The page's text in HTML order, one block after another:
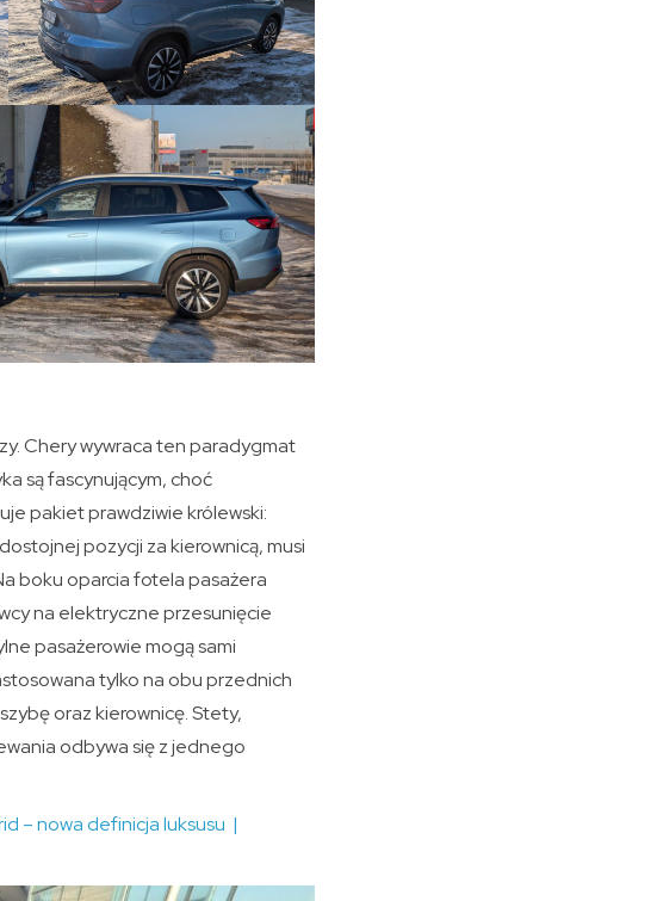
Chery wywraca ten paradygmat
są fascynującym, choć
pakiet prawdziwie królewski:
pozycji za kierownicą, musi
boku oparcia fotela pasażera
na elektryczne przesunięcie
pasażerowie mogą sami
tylko na obu przednich
oraz kierownicę. Stety,
odbywa się z jednego
– nowa definicja luksusu |